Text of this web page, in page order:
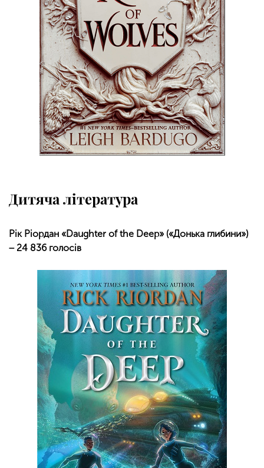
Дитяча література
Рік Ріордан «Daughter of the Deep» («Донька глибини»)
− 24 836 голосів